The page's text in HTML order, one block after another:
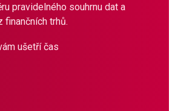
pravidelného souhrnu dat a
trhů.
ušetří čas